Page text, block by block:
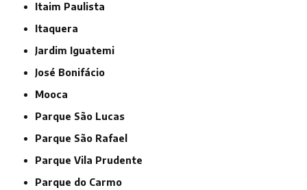
Itaim Paulista
Itaquera
Jardim Iguatemi
José Bonifácio
Mooca
Parque São Lucas
Parque São Rafael
Parque Vila Prudente
Parque do Carmo